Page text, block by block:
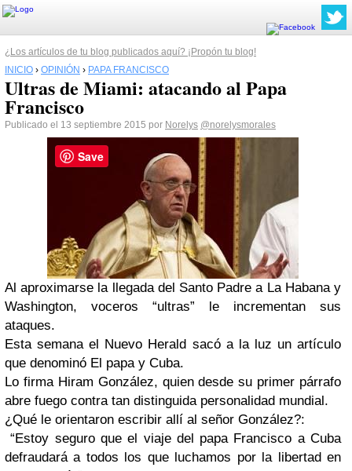
¿Los artículos de tu blog publicados aquí? ¡Propón tu blog!
INICIO › OPINIÓN › PAPA FRANCISCO
Ultras de Miami: atacando al Papa
Francisco
Publicado el 13 septiembre 2015 por Norelys @norelysmorales
Al aproximarse la llegada del Santo Padre a La Habana y
Washington, voceros “ultras” le incrementan sus
ataques.
Esta semana el Nuevo Herald sacó a la luz un artículo
que denominó El papa y Cuba.
Lo firma Hiram González, quien desde su primer párrafo
abre fuego contra tan distinguida personalidad mundial.
¿Qué le orientaron escribir allí al señor González?:
“Estoy seguro que el viaje del papa Francisco a Cuba
defraudará a todos los que luchamos por la libertad en
Save